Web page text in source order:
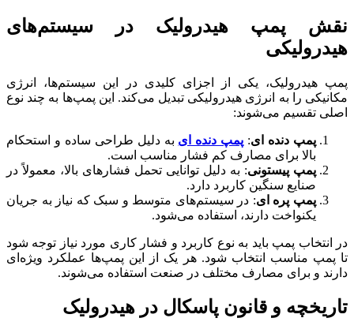
نقش پمپ هیدرولیک در سیستم‌های
هیدرولیکی
پمپ هیدرولیک، یکی از اجزای کلیدی در این سیستم‌ها، انرژی
مکانیکی را به انرژی هیدرولیکی تبدیل می‌کند. این پمپ‌ها به چند نوع
اصلی تقسیم می‌شوند:
پمپ دنده ای: پمپ دنده ای به دلیل طراحی ساده و استحکام
بالا برای مصارف کم فشار مناسب است.
پمپ پیستونی: به دلیل توانایی تحمل فشارهای بالا، معمولاً در
صنایع سنگین کاربرد دارد.
پمپ پره ای: در سیستم‌های متوسط و سبک که نیاز به جریان
یکنواخت دارند، استفاده می‌شود.
در انتخاب پمپ باید به نوع کاربرد و فشار کاری مورد نیاز توجه شود
تا پمپ مناسب انتخاب شود. هر یک از این پمپ‌ها عملکرد ویژه‌ای
دارند و برای مصارف مختلف در صنعت استفاده می‌شوند.
تاریخچه و قانون پاسکال در هیدرولیک